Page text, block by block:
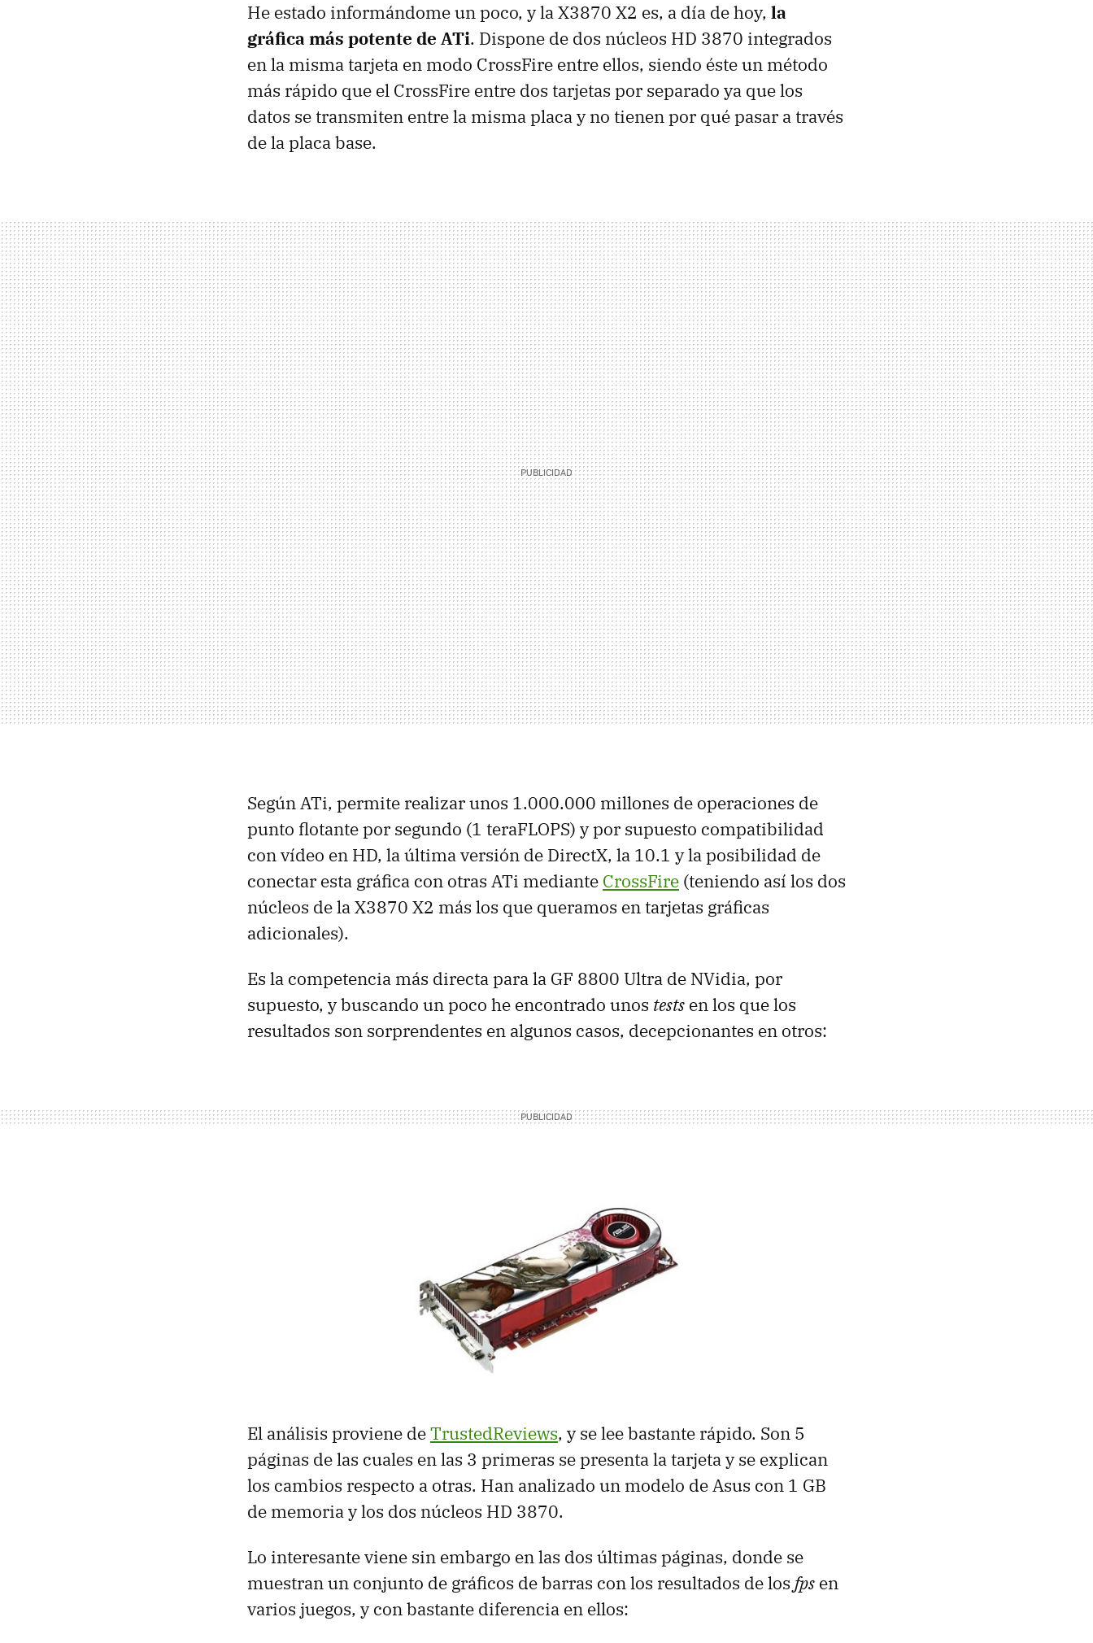
He estado informándome un poco, y la X3870 X2 es, a día de hoy, la
gráfica más potente de ATi. Dispone de dos núcleos HD 3870 integrados
en la misma tarjeta en modo CrossFire entre ellos, siendo éste un método
más rápido que el CrossFire entre dos tarjetas por separado ya que los
datos se transmiten entre la misma placa y no tienen por qué pasar a través
de la placa base.
Según ATi, permite realizar unos 1.000.000 millones de operaciones de
punto flotante por segundo (1 teraFLOPS) y por supuesto compatibilidad
con vídeo en HD, la última versión de DirectX, la 10.1 y la posibilidad de
conectar esta gráfica con otras ATi mediante CrossFire (teniendo así los dos
núcleos de la X3870 X2 más los que queramos en tarjetas gráficas
adicionales).
Es la competencia más directa para la GF 8800 Ultra de NVidia, por
supuesto, y buscando un poco he encontrado unos tests en los que los
resultados son sorprendentes en algunos casos, decepcionantes en otros:
El análisis proviene deTrustedReviews, y se lee bastante rápido. Son 5
páginas de las cuales en las 3 primeras se presenta la tarjeta y se explican
los cambios respecto a otras. Han analizado un modelo de Asus con 1 GB
de memoria y los dos núcleos HD 3870.
Lo interesante viene sin embargo en las dos últimas páginas, donde se
muestran un conjunto de gráficos de barras con los resultados de los fps en
varios juegos, y con bastante diferencia en ellos: